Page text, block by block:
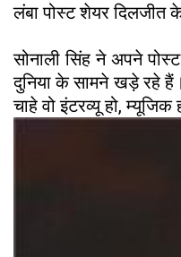
लंबा पोस्ट शेयर दिलजीत
सोनाली सिंह ने अपने
दुनिया के सामने खड़े रहे
चाहे वो इंटरव्यू हो,